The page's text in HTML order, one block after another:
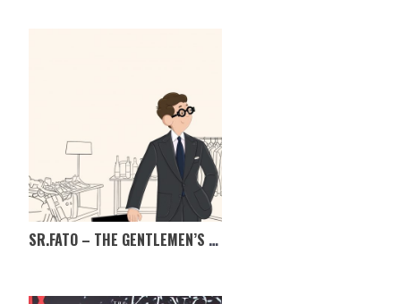
SR.FATO – THE GENTLEMEN’S MARKET, TÊM MESMO DE IR!